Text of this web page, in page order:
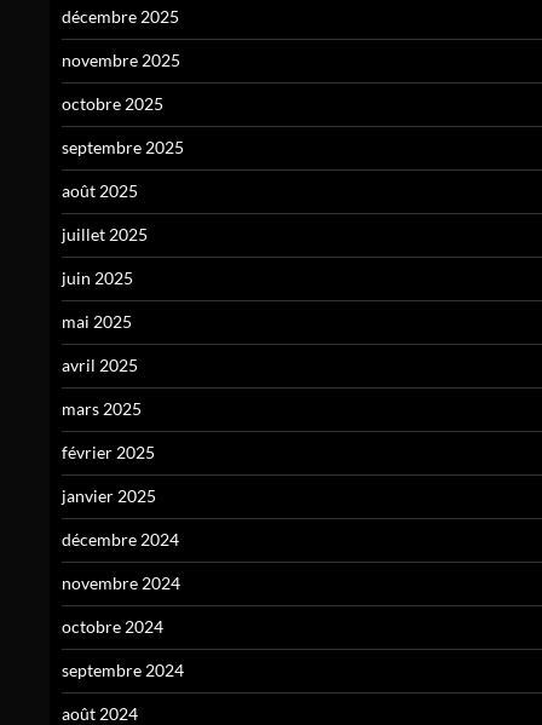
décembre 2025
novembre 2025
octobre 2025
septembre 2025
août 2025
juillet 2025
juin 2025
mai 2025
avril 2025
mars 2025
février 2025
janvier 2025
décembre 2024
novembre 2024
octobre 2024
septembre 2024
août 2024